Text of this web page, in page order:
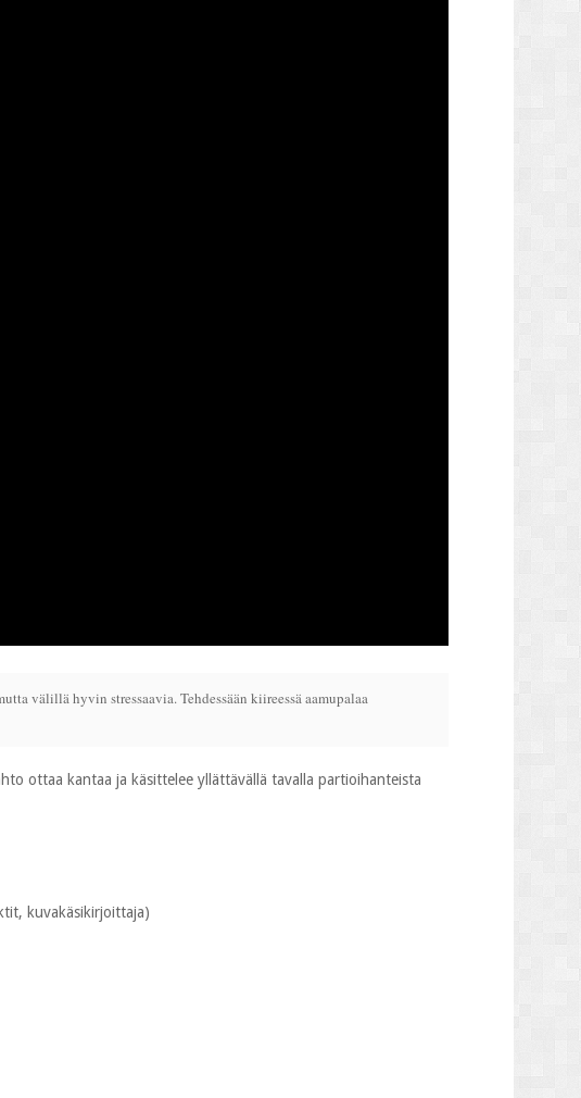
välillä hyvin stressaavia. Tehdessään kiireessä aamupalaa
ottaa kantaa ja käsittelee yllättävällä tavalla partioihanteista
kuvakäsikirjoittaja)